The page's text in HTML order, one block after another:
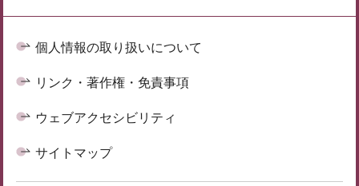
個人情報の取り扱いについて
リンク・著作権・免責事項
ウェブアクセシビリティ
サイトマップ